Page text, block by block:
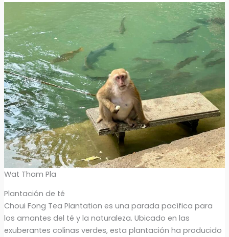
Wat Tham Pla
Plantación de té
Choui Fong Tea Plantation es una parada pacífica para
los amantes del té y la naturaleza. Ubicado en las
exuberantes colinas verdes, esta plantación ha producido